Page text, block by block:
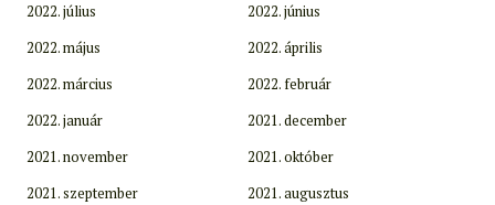
2022. július
2022. június
2022. május
2022. április
2022. március
2022. február
2022. január
2021. december
2021. november
2021. október
2021. szeptember
2021. augusztus